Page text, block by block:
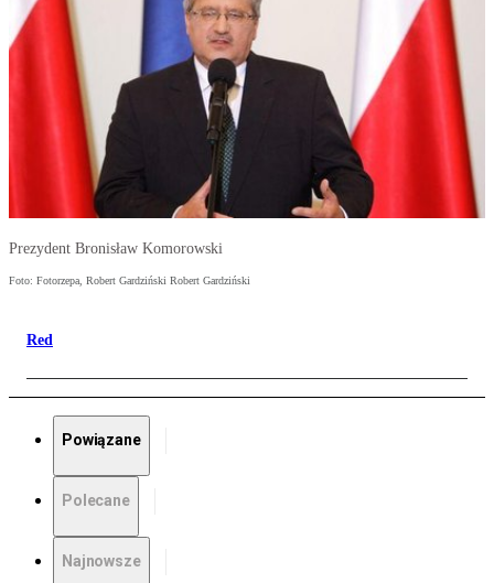
Prezydent Bronisław Komorowski
Foto: Fotorzepa, Robert Gardziński Robert Gardziński
Red
Powiązane
Polecane
Najnowsze